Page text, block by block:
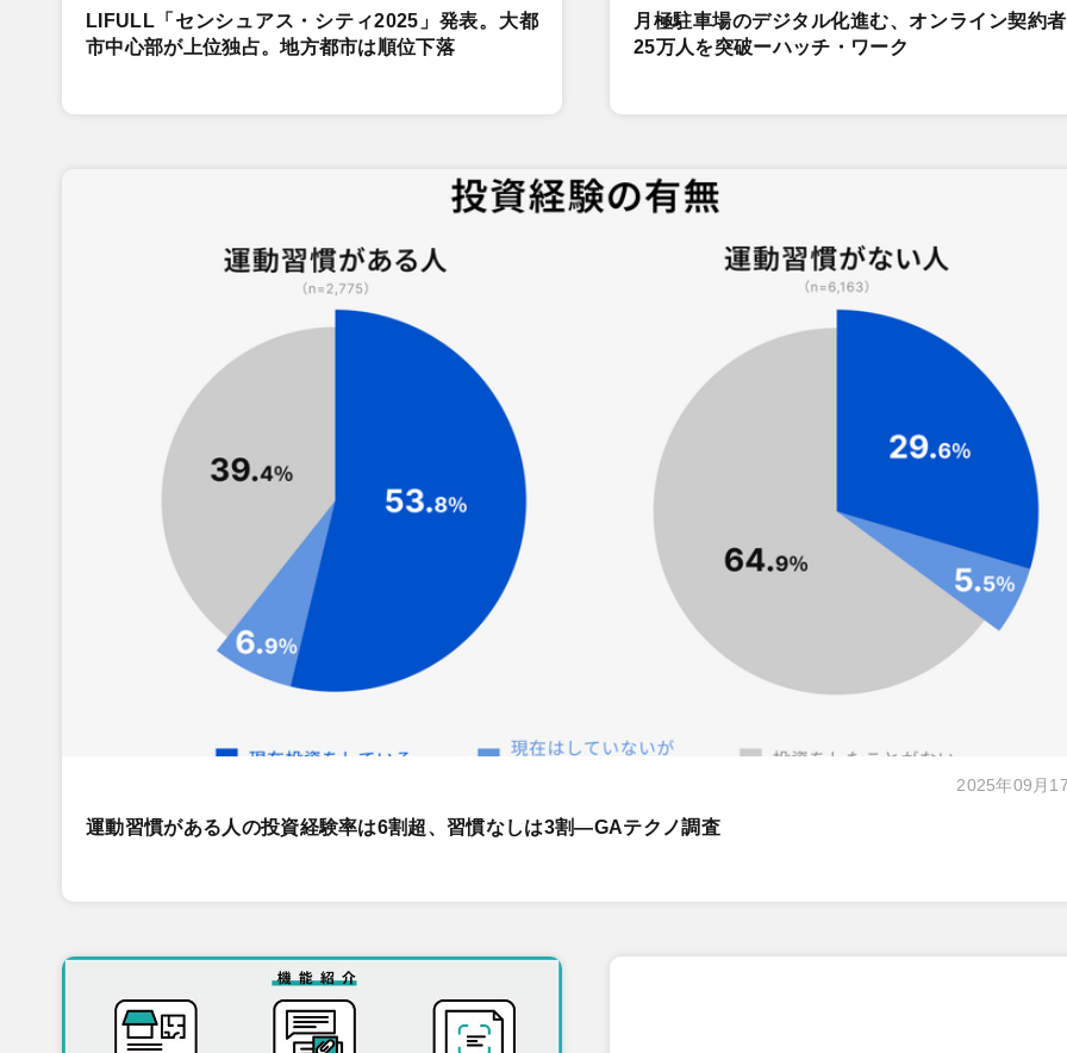
LIFULL「センシュアス・シティ2025」発表。大都
市中心部が上位独占。地方都市は順位下落
月極駐車場のデジタル化進む、オンライン契約
25万人を突破ーハッチ・ワーク
2025年09月
運動習慣がある人の投資経験率は6割超、習慣なしは3割―GAテクノ調査